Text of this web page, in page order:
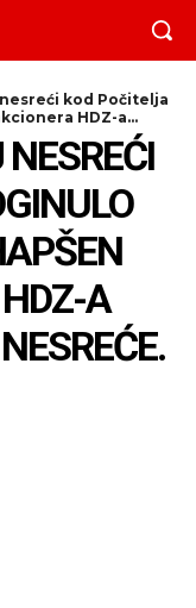
kod Počitelja
HDZ-a...
A